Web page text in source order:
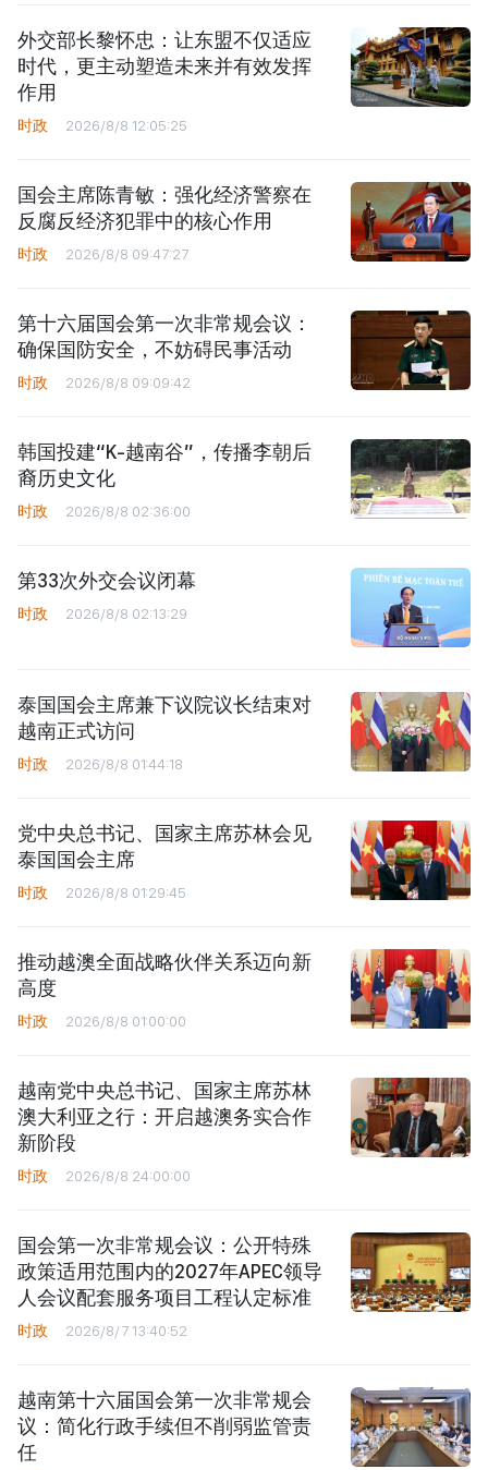
外交部长黎怀忠：让东盟不仅适应
时代，更主动塑造未来并有效发挥
作用
时政 2026/8/8 12:05:25
国会主席陈青敏：强化经济警察在
反腐反经济犯罪中的核心作用
时政 2026/8/8 09:47:27
第十六届国会第一次非常规会议：
确保国防安全，不妨碍民事活动
时政 2026/8/8 09:09:42
韩国投建“K-越南谷”，传播李朝后
裔历史文化
时政 2026/8/8 02:36:00
第33次外交会议闭幕
时政 2026/8/8 02:13:29
泰国国会主席兼下议院议长结束对
越南正式访问
时政 2026/8/8 01:44:18
党中央总书记、国家主席苏林会见
泰国国会主席
时政 2026/8/8 01:29:45
推动越澳全面战略伙伴关系迈向新
高度
时政 2026/8/8 01:00:00
越南党中央总书记、国家主席苏林
澳大利亚之行：开启越澳务实合作
新阶段
时政 2026/8/8 24:00:00
国会第一次非常规会议：公开特殊
政策适用范围内的2027年APEC领导
人会议配套服务项目工程认定标准
时政 2026/8/7 13:40:52
越南第十六届国会第一次非常规会
议：简化行政手续但不削弱监管责
任